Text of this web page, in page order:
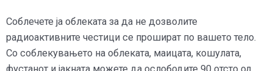
Соблечете ја облеката за да не дозволите
радиоактивните честици се прошират по вашето тело.
Со соблекувањето на облеката, маицата, кошулата,